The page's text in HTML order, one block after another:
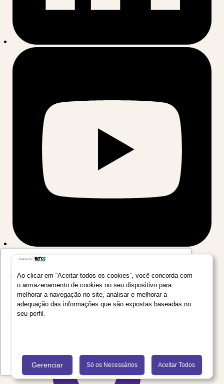
Utilizamos seus dados para oferecer uma
experiência mais relevante ao analisar e
personalizar conteúdos e anúncios em nossa
plataforma e em serviços de terceiros. Consulte
a Política de Privacidade de Dados do Grupo
Recusar Cookies Aceitar Cookies
Ao clicar em “Aceitar todos os cookies”, você concorda com
o armazenamento de cookies no seu dispositivo para
melhorar a navegação no site, analisar e melhorar a
adequação das informações que são expostas baseadas no
seu perfil.
Gerenciar Só os Necessários Aceitar Todos